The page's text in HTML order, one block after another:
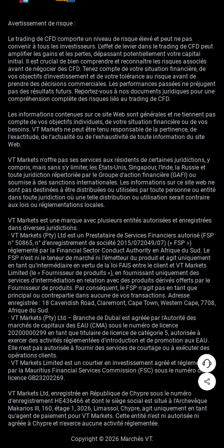
Cette faiblesse s’explique par la fragilité observée fin
L’indice IFO du climat des affaires en Allemagne, par
exemple, montrait un redémarrage limité début 2025
après une phase de stagnation (activité quasi stable). Ce
PMI confirme que la faiblesse est plus large et plus
marquée que prévu.
Commencez à trader maintenant – Cliquez icipour créer votre vrai
compte VT Markets
Avertissement de risque :
Le trading de CFD comporte un niveau de risque élevé et peut ne pas
convenir à tous les investisseurs. L'effet de levier dans le trading de CFD peut
amplifier les gains et les pertes, dépassant potentiellement votre capital
initial. Il est crucial de bien comprendre et reconnaître les risques associés
avant de négocier des CFD. Tenez compte de votre situation financière, de
vos objectifs d’investissement et de votre tolérance au risque avant de
prendre des décisions commerciales. Les performances passées ne préjugent
pas des résultats futurs. Reportez-vous à nos documents juridiques pour une
compréhension complète des risques liés au trading de CFD.
Les informations contenues sur ce site Web sont générales et ne tiennent pas
compte de vos objectifs individuels, de votre situation financière ou de vos
besoins. VT Markets ne peut être tenu responsable de la pertinence, de
l'exactitude, de l'actualité ou de l'exhaustivité de toute information du site
Web.
VT Markets n'offre pas ses services aux résidents de certaines juridictions, y
compris, mais sans s'y limiter, les États-Unis, Singapour, l'Inde, la Russie et
toute juridiction répertoriée par le Groupe d'action financière (GAFI) ou
soumise à des sanctions internationales. Les informations sur ce site web ne
sont pas destinées à être distribuées ou utilisées par toute personne ou entité
dans toute juridiction où une telle distribution ou utilisation serait contraire
aux lois ou réglementations locales.
VT Markets est une marque avec plusieurs entités autorisées et enregistrées
dans diverses juridictions.
· VT Markets (Pty) Ltd est un Prestataire de Services Financiers autorisé (FSP
n° 50865, n° d’enregistrement de société 2015/072049/07) (« FSP »)
réglementé par la Financial Sector Conduct Authority en Afrique du Sud. Le
FSP n’est ni le teneur de marché ni l’émetteur du produit et agit uniquement
en tant qu’intermédiaire en vertu de la loi FAIS entre le client et VT Markets
Limited (le « Fournisseur de produits »), en fournissant uniquement des
services d’intermédiation en relation avec des produits dérivés offerts par le
Fournisseur de produits. Par conséquent, le FSP n’agit pas en tant que
principal ou contrepartie dans aucune de vos transactions. Adresse
enregistrée : 18 Cavendish Road, Claremont, Cape Town, Western Cape, 7708,
Afrique du Sud.
· VT Markets (Pty) Ltd – Branche de Dubaï est agréée par l'Autorité des
marchés de capitaux des EAU (CMA) sous le numéro de licence
20200000299 en tant que titulaire de licence de catégorie 5, autorisée à
exercer des activités réglementées d'introduction et de promotion aux EAU.
Elle n'est pas autorisée à fournir des services de courtage ou à exécuter des
opérations clients.
· VT Markets Limited est un courtier en investissement agréé et réglementé
par la Mauritius Financial Services Commission (FSC) sous le numéro de
licence GB23202269.
VT Markets Ltd, enregistrée en République de Chypre sous le numéro
d'enregistrement HE436466 et dont le siège social est situé à l'Archevêque
Makarios III, 160, étage 1, 3026, Limassol, Chypre, agit uniquement en tant
qu'agent de paiement pour VT Markets. Cette entité n'est ni autorisée ni
agréée à Chypre et n'exerce aucune activité réglementée.
Copyright © 2026 Marchés VT.